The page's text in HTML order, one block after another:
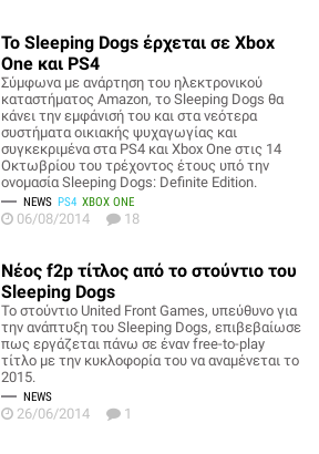
Το Sleeping Dogs έρχεται σε Xbox
One και PS4
Σύμφωνα με ανάρτηση του ηλεκτρονικού
καταστήματος Amazon, το Sleeping Dogs θα
κάνει την εμφάνισή του και στα νεότερα
συστήματα οικιακής ψυχαγωγίας και
συγκεκριμένα στα PS4 και Xbox One στις 14
Οκτωβρίου του τρέχοντος έτους υπό την
ονομασία Sleeping Dogs: Definite Edition.
NEWS PS4 XBOX ONE
06/08/2014 18
Νέος f2p τίτλος από τo στούντιο του
Sleeping Dogs
Το στούντιο United Front Games, υπεύθυνο για
την ανάπτυξη του Sleeping Dogs, επιβεβαίωσε
πως εργάζεται πάνω σε έναν free-to-play
τίτλο με την κυκλοφορία του να αναμένεται το
2015.
NEWS
26/06/2014 1